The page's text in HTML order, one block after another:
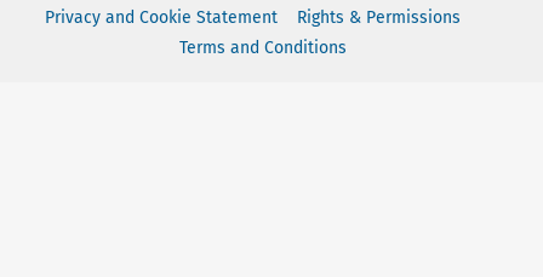
Privacy and Cookie Statement
Rights & Permissions
Terms and Conditions